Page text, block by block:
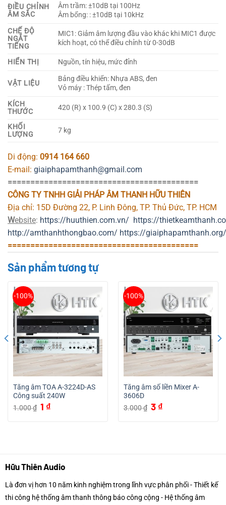
ĐIỀU CHỈNH
ÂM SẮC
Âm trầm: ±10dB tại 100Hz
Âm bổng: : ±10dB tại 10kHz
CHẾ ĐỘ
NGẮT
TIẾNG
MIC1: Giảm âm lượng đầu vào khác khi MIC1 được
kích hoạt, có thể điều chỉnh từ 0-30dB
HIỂN THỊ Nguồn, tín hiệu, mức đỉnh
VẬT LIỆU
Bảng điều khiển: Nhựa ABS, đen
Vỏ máy : Thép tấm, đen
KÍCH
THƯỚC
420 (R) x 100.9 (C) x 280.3 (S)
KHỐI
LƯỢNG
7 kg
Di động: 0914 164 660
E-mail: giaiphapamthanh@gmail.com
==========================================
CÔNG TY TNHH GIẢI PHÁP ÂM THANH HỮU THIÊN
Địa chỉ: 15D Đường 22, P. Linh Đông, TP. Thủ Đức, TP. HCM
Website: https://huuthien.com.vn/ https://
http://amthanhthongbao.com/ https://giaiphapamthanh.org/
==========================================
Sản phẩm tương tự
-100%
Tăng âm TOA A-3224D-AS
Công suất 240W
1.000₫ Giá
gốc
1 ₫Giá
hiện
-100%
Tăng âm số liền Mixer A-
3606D
3.000₫ Giá
gốc
3 ₫Giá
hiện
Hữu Thiên Audio
Là đơn vị hơn 10 năm kinh nghiệm trong lĩnh vực phân phối - Thiết kế
thi công hệ thống âm thanh thông báo công cộng - Hệ thống âm